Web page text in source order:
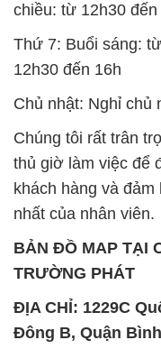
chiều: từ 12h30 đến
Thứ 7: Buổi sáng:
12h30 đến 16h
Chủ nhật: Nghỉ chủ
Chúng tôi rất trân
thủ giờ làm việc để
khách hàng và
nhất của nhân viên.
BẢN ĐỒ MAP TẠI
TRƯỜNG PHÁT
ĐỊA CHỈ: 1229C
Đông B, Quận